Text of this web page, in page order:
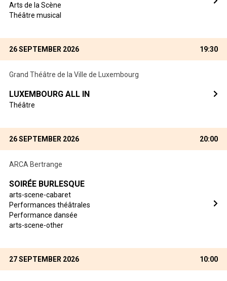
Arts de la Scène
Théâtre musical
26 SEPTEMBER 2026 19:30
Grand Théâtre de la Ville de Luxembourg
LUXEMBOURG ALL IN
Théâtre
26 SEPTEMBER 2026 20:00
ARCA Bertrange
SOIRÉE BURLESQUE
arts-scene-cabaret
Performances théâtrales
Performance dansée
arts-scene-other
27 SEPTEMBER 2026 10:00